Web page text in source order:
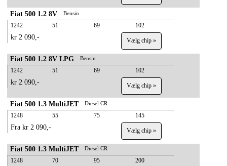
Fiat 500 1.2 8V Bensin
1242 51 69 102
kr 2 090,- Vælg chip »
Fiat 500 1.2 8V LPG Bensin
1242 51 69 102
kr 2 090,- Vælg chip »
Fiat 500 1.3 MultiJET Diesel CR
1248 55 75 145
Fra kr 2 090,- Vælg chip »
Fiat 500 1.3 MultiJET Diesel CR
1248 70 95 200